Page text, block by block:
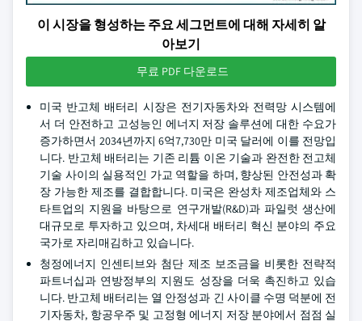
이 시장을 형성하는 주요 세그먼트에 대해 자세히 알
아보기
무료 PDF 다운로드
미국 반고체 배터리 시장은 전기자동차와 전력망 시스템에
서 더 안전하고 고성능인 에너지 저장 솔루션에 대한 수요가
증가하면서 2034년까지 6억7,730만 미국 달러에 이를 전망입
니다. 반고체 배터리는 기존 리튬 이온 기술과 완전한 전고체
기술 사이의 실용적인 가교 역할을 하며, 향상된 안전성과 확
장 가능한 제조를 결합합니다. 미국은 완성차 제조업체와 스
타트업의 지원을 바탕으로 연구개발(R&D)과 파일럿 생산에
대규모로 투자하고 있으며, 차세대 배터리 혁신 분야의 주요
국가로 자리매김하고 있습니다.
청정에너지 인센티브와 첨단 제조 보조금을 비롯한 전략적
파트너십과 연방정부의 지원도 성장을 더욱 촉진하고 있습
니다. 반고체 배터리는 열 안정성과 긴 사이클 수명 덕분에 전
기자동차, 항공우주 및 고정형 에너지 저장 분야에서 점점 실